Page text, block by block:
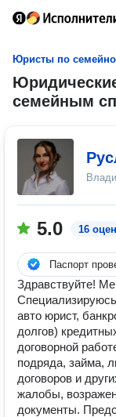
Юристы по
семейным
5.0 16
Паспорт
Здравствуйте!
авто юрист,
долгов)
договорной
подряда, займа,
договоров и
жалобы,
документы.